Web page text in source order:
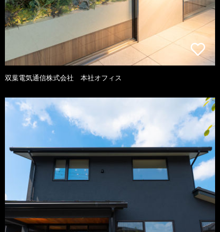
双葉電気通信株式会社 本社オフィス